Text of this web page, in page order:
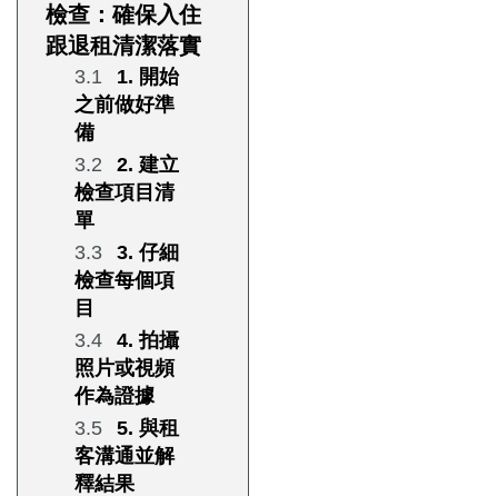
檢查：確保入住
跟退租清潔落實
1. 開始
之前做好準
備
2. 建立
檢查項目清
單
3. 仔細
檢查每個項
目
4. 拍攝
照片或視頻
作為證據
5. 與租
客溝通並解
釋結果